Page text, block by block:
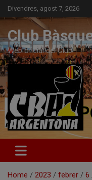
Skip
to
Divendres, agost 7, 2026
Club
Web oficial del Club
Home 2023 febrer
6